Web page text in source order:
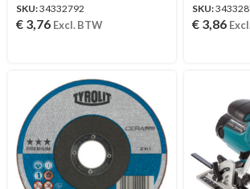
SKU:34332792
€ 3,76 Excl. BTW
SKU:
€ 3,86